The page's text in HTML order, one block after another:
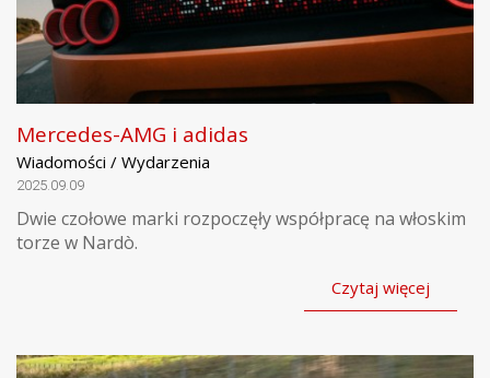
Mercedes-AMG i adidas
Wiadomości / Wydarzenia
2025.09.09
Dwie czołowe marki rozpoczęły współpracę na włoskim
torze w Nardò.
Czytaj więcej